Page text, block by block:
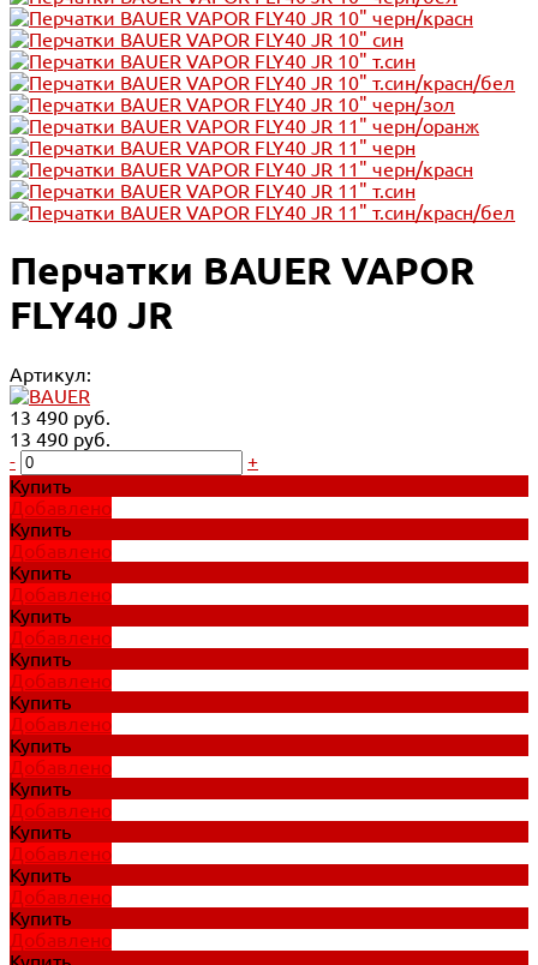
Перчатки BAUER VAPOR
FLY40 JR
Артикул:
13 490 руб.
13 490 руб.
-
+
Купить
Добавлено
Купить
Добавлено
Купить
Добавлено
Купить
Добавлено
Купить
Добавлено
Купить
Добавлено
Купить
Добавлено
Купить
Добавлено
Купить
Добавлено
Купить
Добавлено
Купить
Добавлено